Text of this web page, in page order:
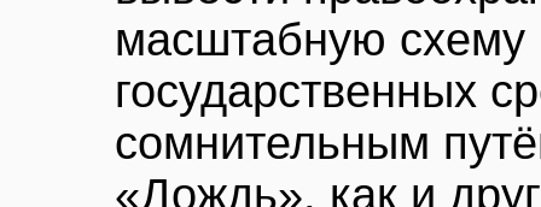
масштабную схему
государственных
сомнительным
«Дождь», как и